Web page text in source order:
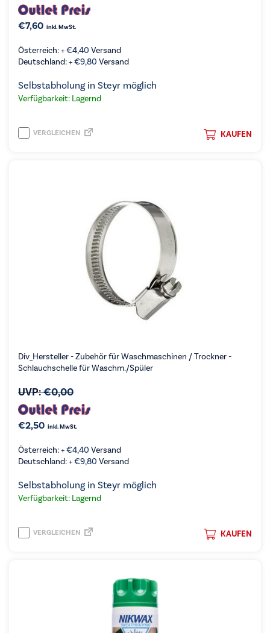
€7,60 inkl. MwSt.
Österreich: +€4,40 Versand
Deutschland: +€9,80 Versand
Selbstabholung in Steyr möglich
Verfügbarkeit: Lagernd
KAUFEN
VERGLEICHEN
Div_Hersteller - Zubehör für Waschmaschinen / Trockner -
Schlauchschelle für Waschm./Spüler
UVP:€0,00
€2,50 inkl. MwSt.
Österreich: +€4,40 Versand
Deutschland: +€9,80 Versand
Selbstabholung in Steyr möglich
Verfügbarkeit: Lagernd
KAUFEN
VERGLEICHEN